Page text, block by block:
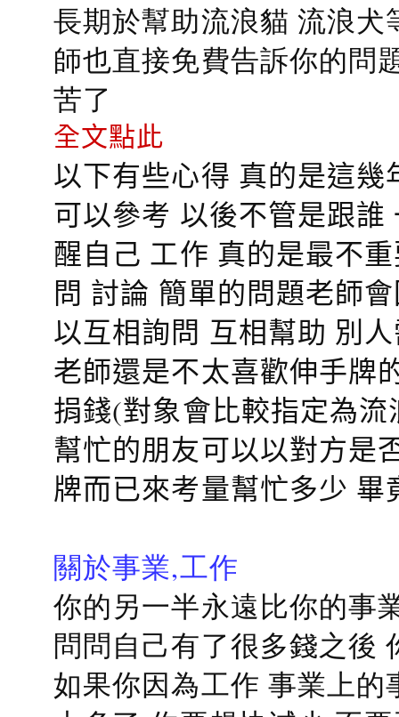
長期於幫助流浪貓 流浪
師也直接免費告訴你的問
苦了
全文點此
以下有些心得 真的是這
可以參考 以後不管是跟
醒自己 工作 真的是最不
問 討論 簡單的問題老師
以互相詢問 互相幫助 別
老師還是不太喜歡伸手牌
捐錢(對象會比較指定為
幫忙的朋友可以以對方是
牌而已來考量幫忙多少
關於事業,工作
你的另一半永遠比你的事
問問自己有了很多錢之後
如果你因為工作 事業上